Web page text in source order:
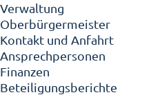
Verwaltung
Oberbürgermeister
Kontakt und Anfahrt
Ansprechpersonen
Finanzen
Beteiligungsberichte